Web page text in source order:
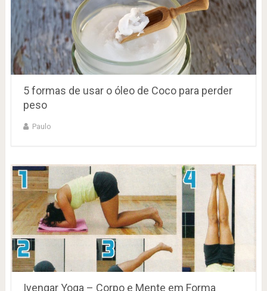
5 formas de usar o óleo de Coco para perder
peso
Paulo
Iyengar Yoga – Corpo e Mente em Forma